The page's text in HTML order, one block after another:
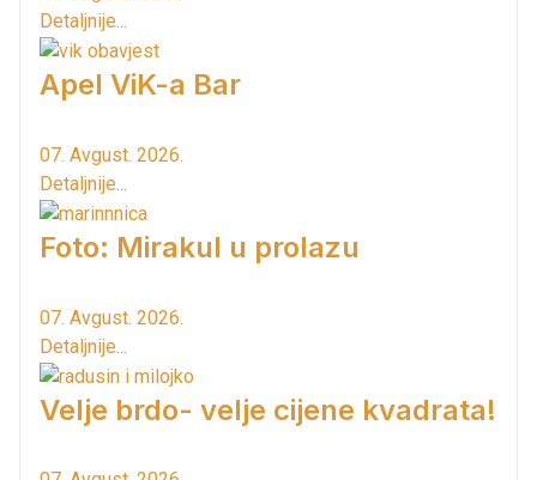
Detaljnije...
Apel ViK-a Bar
07. Avgust. 2026.
Detaljnije...
Foto: Mirakul u prolazu
07. Avgust. 2026.
Detaljnije...
Velje brdo- velje cijene kvadrata!